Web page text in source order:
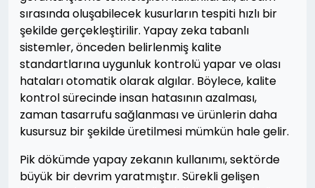
sırasında oluşabilecek kusurların tespiti hızlı bir
şekilde gerçekleştirilir. Yapay zeka tabanlı
sistemler, önceden belirlenmiş kalite
standartlarına uygunluk kontrolü yapar ve olası
hataları otomatik olarak algılar. Böylece, kalite
kontrol sürecinde insan hatasının azalması,
zaman tasarrufu sağlanması ve ürünlerin daha
kusursuz bir şekilde üretilmesi mümkün hale gelir.
Pik dökümde yapay zekanın kullanımı, sektörde
büyük bir devrim yaratmıştır. Sürekli gelişen